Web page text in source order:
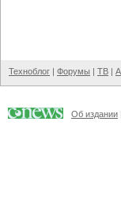
Техноблог | Форумы | ТВ |
Об издании